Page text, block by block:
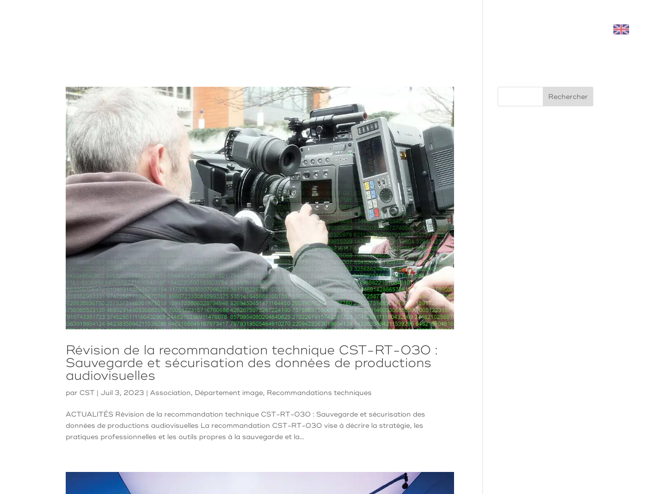
Révision de la recommandation technique CST-RT-030 :
Sauvegarde et sécurisation des données de productions
audiovisuelles
par CST | Juil 3, 2023 |Association, Département image, Recommandations techniques
ACTUALITÉS Révision de la recommandation technique CST-RT-030 : Sauvegarde et sécurisation des
données de productions audiovisuelles La recommandation CST-RT-030 vise à décrire la stratégie, les
pratiques professionnelles et les outils propres à la sauvegarde et la...
Rechercher